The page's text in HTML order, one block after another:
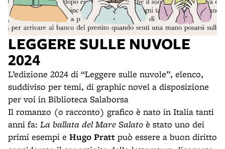
LEGGERE SULLE NUVOLE
2024
L’edizione 2024 di “Leggere sulle nuvole”, elenco,
suddiviso per temi, di graphic novel a disposizione
per voi in Biblioteca Salaborsa
Il romanzo (o racconto) grafico è nato in Italia tanti
anni fa: La ballata del Mare Salato è stato uno dei
primi esempi e Hugo Pratt può essere a buon diritto